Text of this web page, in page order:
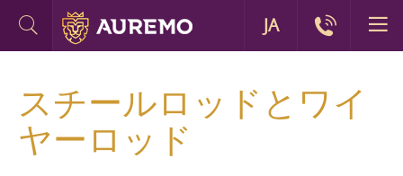
スチールロッドとワイ
ヤーロッド
JA